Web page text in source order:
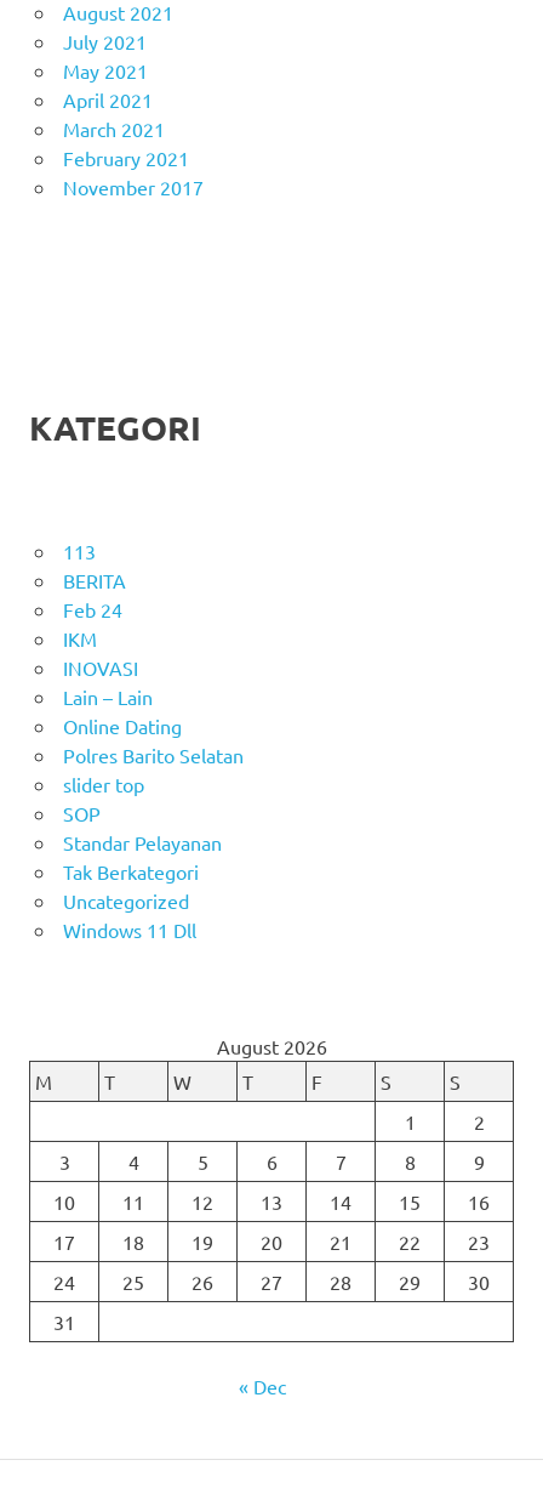
August 2021
July 2021
May 2021
April 2021
March 2021
February 2021
November 2017
KATEGORI
113
BERITA
Feb 24
IKM
INOVASI
Lain – Lain
Online Dating
Polres Barito Selatan
slider top
SOP
Standar Pelayanan
Tak Berkategori
Uncategorized
Windows 11 Dll
August 2026
M
T W T F S
S
1
2
3
4 5 6 7 8
9
10
11 12 13 14 15
16
17
18 19 20 21 22
23
24
25 26 27 28 29
30
31
« Dec